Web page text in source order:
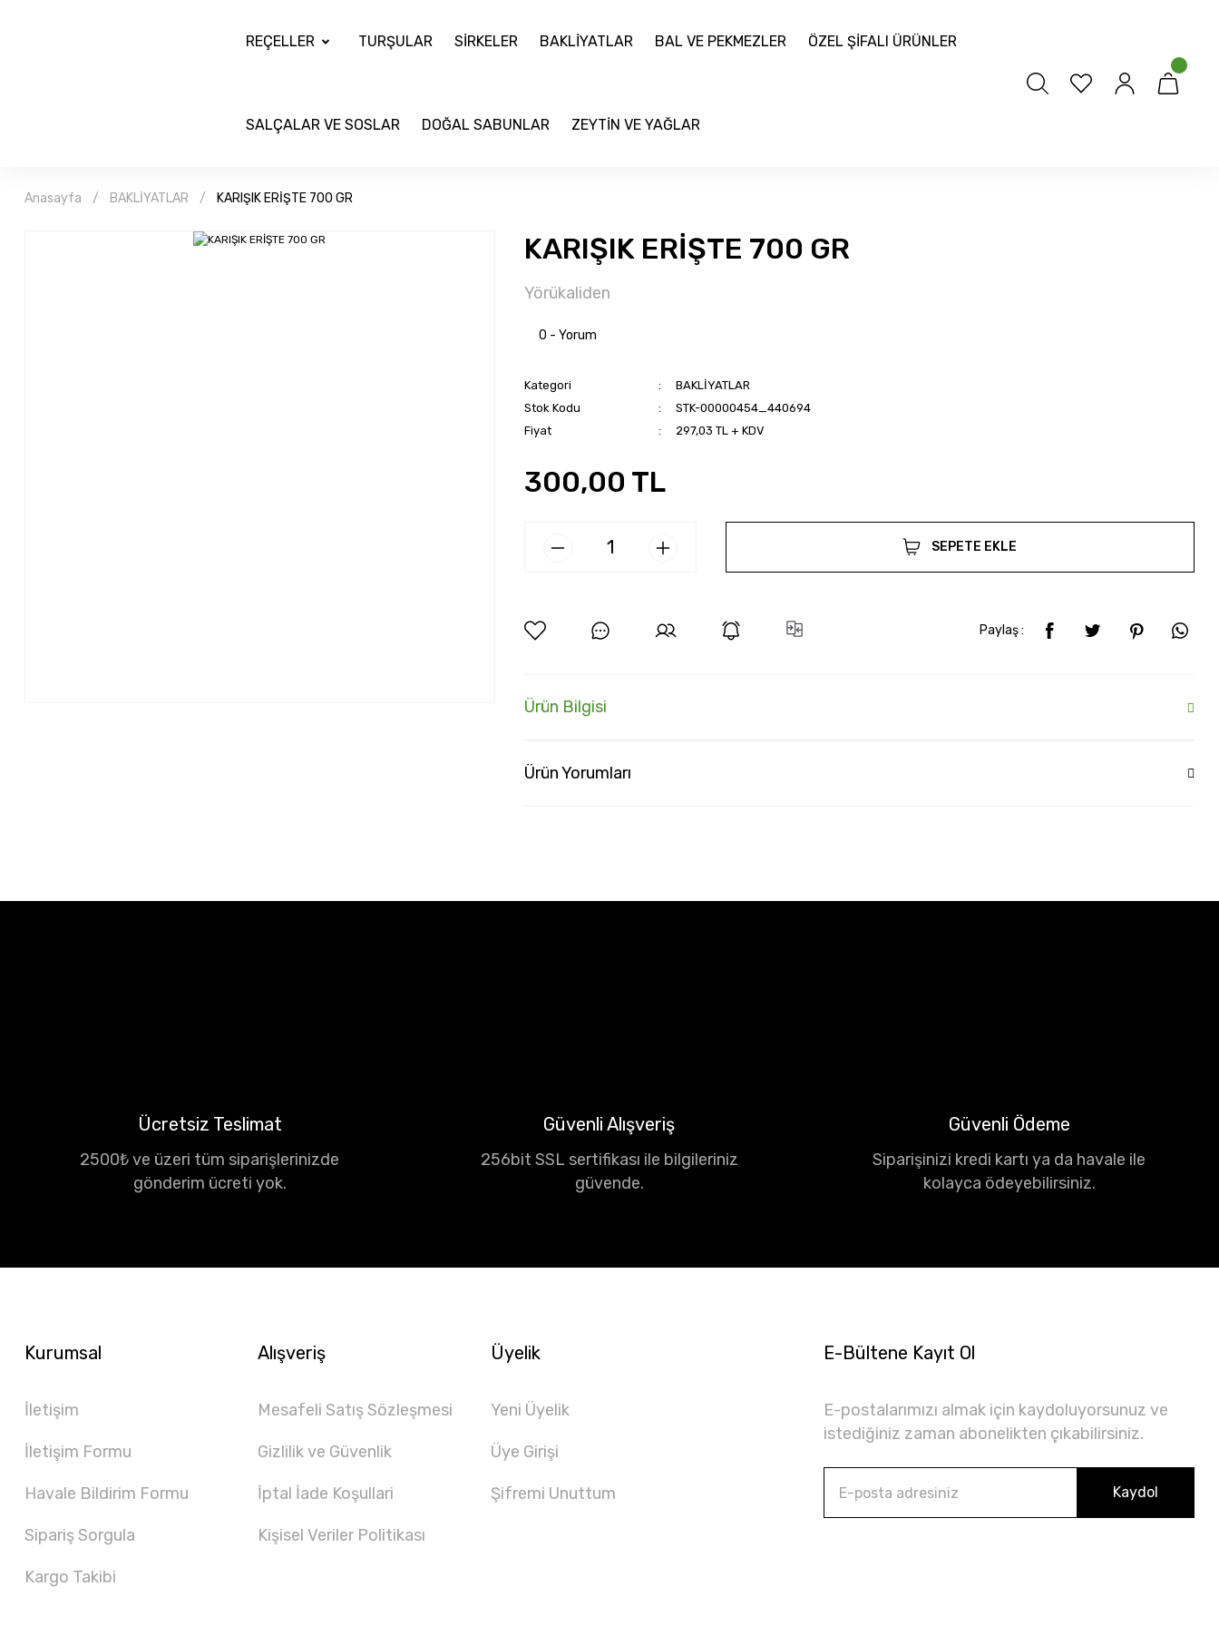
REÇELLER TURŞULAR SİRKELER BAKLİYATLAR BAL VE PEKMEZLER ÖZEL ŞİFALI ÜRÜNLER
SALÇALAR VE SOSLAR DOĞAL SABUNLAR ZEYTİN VE YAĞLAR
Anasayfa BAKLİYATLAR KARIŞIK ERİŞTE 700 GR
KARIŞIK ERİŞTE 700 GR
Yörükaliden
0 - Yorum
Kategori
BAKLİYATLAR
Stok Kodu
STK-00000454_440694
Fiyat
297,03 TL + KDV
300,00 TL
SEPETE EKLE
Paylaş :
Ürün Bilgisi
Ürün Yorumları
Ücretsiz Teslimat
2500₺ ve üzeri tüm siparişlerinizde
gönderim ücreti yok.
Güvenli Alışveriş
256bit SSL sertifikası ile bilgileriniz
güvende.
Güvenli Ödeme
Siparişinizi kredi kartı ya da havale ile
kolayca ödeyebilirsiniz.
Kurumsal
İletişim
İletişim Formu
Havale Bildirim Formu
Sipariş Sorgula
Kargo Takibi
Alışveriş
Mesafeli Satış Sözleşmesi
Gizlilik ve Güvenlik
İptal İade Koşullari
Kişisel Veriler Politikası
Üyelik
Yeni Üyelik
Üye Girişi
Şifremi Unuttum
E-Bültene Kayıt Ol
E-postalarımızı almak için kaydoluyorsunuz ve
istediğiniz zaman abonelikten çıkabilirsiniz.
Kaydol